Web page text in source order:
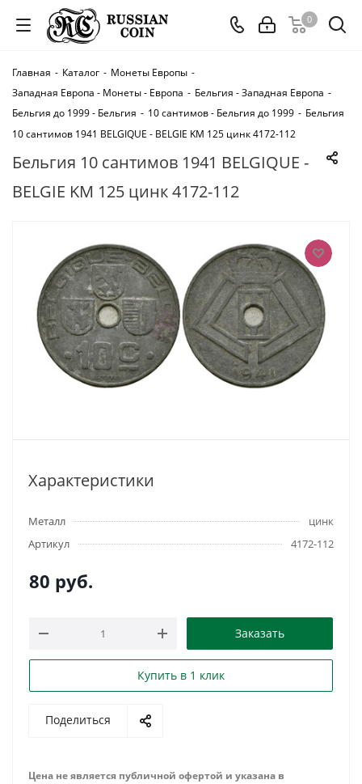
0
Главная - Каталог - Монеты Европы -
Западная Европа - Монеты - Европа - Бельгия - Западная Европа -
Бельгия до 1999 - Бельгия - 10 сантимов - Бельгия до 1999 - Бельгия
10 сантимов 1941 BELGIQUE - BELGIE KM 125 цинк 4172-112
Бельгия 10 сантимов 1941 BELGIQUE -
BELGIE KM 125 цинк 4172-112
Характеристики
Металл
цинк
Артикул
4172-112
80 руб.
Заказать
Купить в 1 клик
Поделиться
Цена не является публичной офертой и указана в